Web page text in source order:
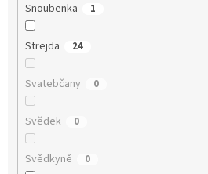
Snoubenka 1
Strejda 24
Svatebčany 0
Svědek 0
Svědkyně 0